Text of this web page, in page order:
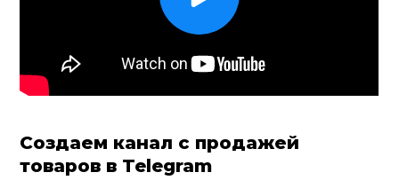
Создаем канал с продажей
товаров в Telegram